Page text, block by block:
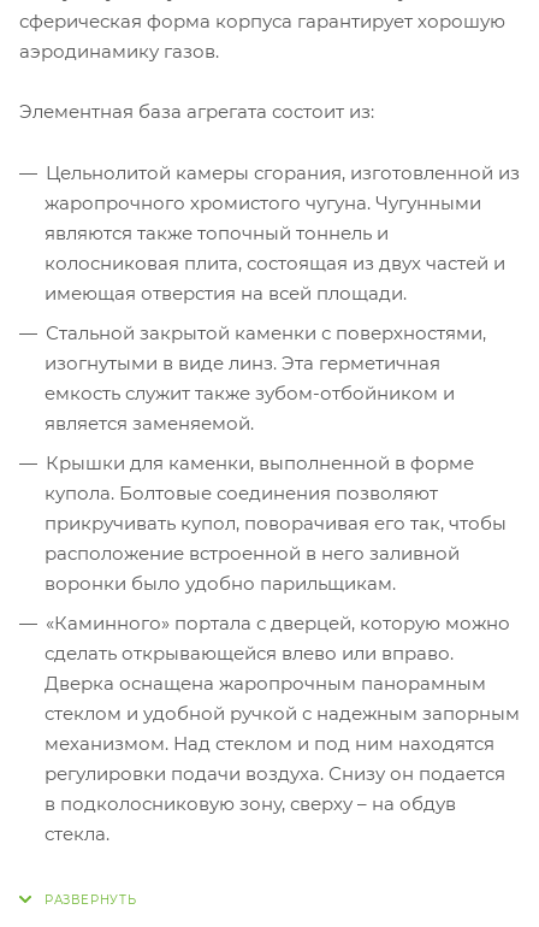
сферическая форма корпуса гарантирует хорошую
аэродинамику газов.
Элементная база агрегата состоит из:
Цельнолитой камеры сгорания, изготовленной из
жаропрочного хромистого чугуна. Чугунными
являются также топочный тоннель и
колосниковая плита, состоящая из двух частей и
имеющая отверстия на всей площади.
Стальной закрытой каменки с поверхностями,
изогнутыми в виде линз. Эта герметичная
емкость служит также зубом-отбойником и
является заменяемой.
Крышки для каменки, выполненной в форме
купола. Болтовые соединения позволяют
прикручивать купол, поворачивая его так, чтобы
расположение встроенной в него заливной
воронки было удобно парильщикам.
«Каминного» портала с дверцей, которую можно
сделать открывающейся влево или вправо.
Дверка оснащена жаропрочным панорамным
стеклом и удобной ручкой с надежным запорным
механизмом. Над стеклом и под ним находятся
регулировки подачи воздуха. Снизу он подается
в подколосниковую зону, сверху – на обдув
стекла.